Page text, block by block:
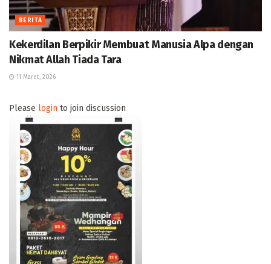
BERITA
Kekerdilan Berpikir Membuat Manusia Alpa dengan
Nikmat Allah Tiada Tara
11 Maret, 2026
Please login to join discussion